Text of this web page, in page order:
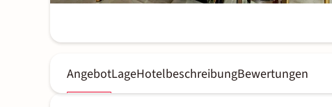
AngebotLageHotelbeschreibungBewertungen